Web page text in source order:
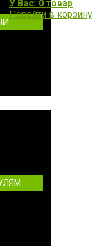
У Вас: 0 товар
Перейти в корзину